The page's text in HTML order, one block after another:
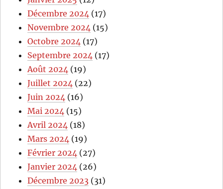
Décembre 2024 (17)
Novembre 2024 (15)
Octobre 2024 (17)
Septembre 2024 (17)
Août 2024 (19)
Juillet 2024 (22)
Juin 2024 (16)
Mai 2024 (15)
Avril 2024 (18)
Mars 2024 (19)
Février 2024 (27)
Janvier 2024 (26)
Décembre 2023 (31)